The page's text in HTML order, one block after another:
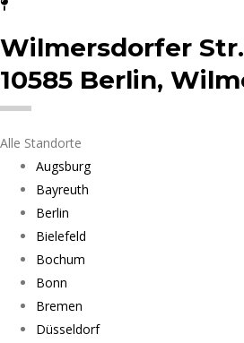
Wilmersdorfer Str.
10585 Berlin,
Alle Standorte
Augsburg
Bayreuth
Berlin
Bielefeld
Bochum
Bonn
Bremen
Düsseldorf